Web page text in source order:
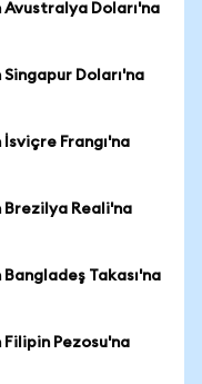
Doları'na
Doları'na
Frangı'na
Brezilya Reali'na
Takası'na
Pezosu'na